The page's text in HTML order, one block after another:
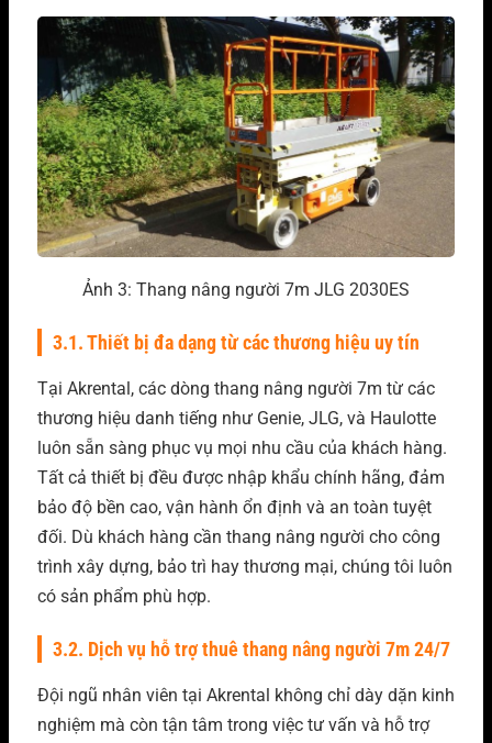
Ảnh 3: Thang nâng người 7m JLG 2030ES
3.1. Thiết bị đa dạng từ các thương hiệu uy tín
Tại Akrental, các dòng thang nâng người 7m từ các
thương hiệu danh tiếng như Genie, JLG, và Haulotte
luôn sẵn sàng phục vụ mọi nhu cầu của khách hàng.
Tất cả thiết bị đều được nhập khẩu chính hãng, đảm
bảo độ bền cao, vận hành ổn định và an toàn tuyệt
đối. Dù khách hàng cần thang nâng người cho công
trình xây dựng, bảo trì hay thương mại, chúng tôi luôn
có sản phẩm phù hợp.
3.2. Dịch vụ hỗ trợ thuê thang nâng người 7m 24/7
Đội ngũ nhân viên tại Akrental không chỉ dày dặn kinh
nghiệm mà còn tận tâm trong việc tư vấn và hỗ trợ